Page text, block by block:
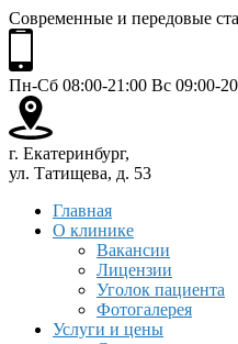
Современные и передовые
Пн-Сб 08:00-21:00 Вс 09:00-
г. Екатеринбург,
ул. Татищева, д. 53
Главная
О клинике
Вакансии
Лицензии
Уголок пациента
Фотогалерея
Услуги и цены